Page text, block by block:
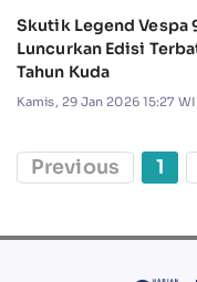
Skutik Legend Vespa
Luncurkan Edisi
Tahun Kuda
Kamis, 29 Jan 2026 15:27
Previous 1